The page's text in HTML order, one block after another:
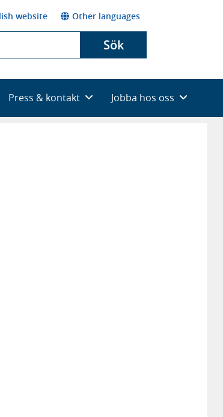
website Other languages
Sök
Press & kontakt Jobba hos oss